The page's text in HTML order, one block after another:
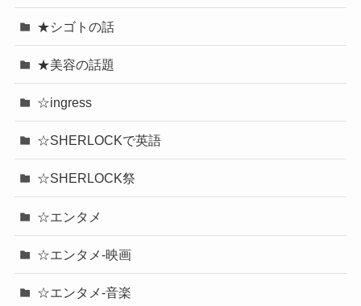
★シゴトの話
★美容の話題
☆ingress
☆SHERLOCKで英語
☆SHERLOCK祭
☆エンタメ
☆エンタメ-映画
☆エンタメ-音楽